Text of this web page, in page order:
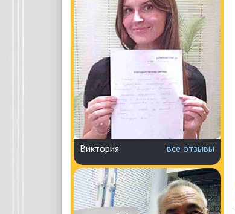
Виктория все отзывы